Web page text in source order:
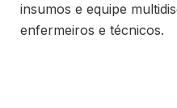
insumos e equipe
enfermeiros e técnicos.